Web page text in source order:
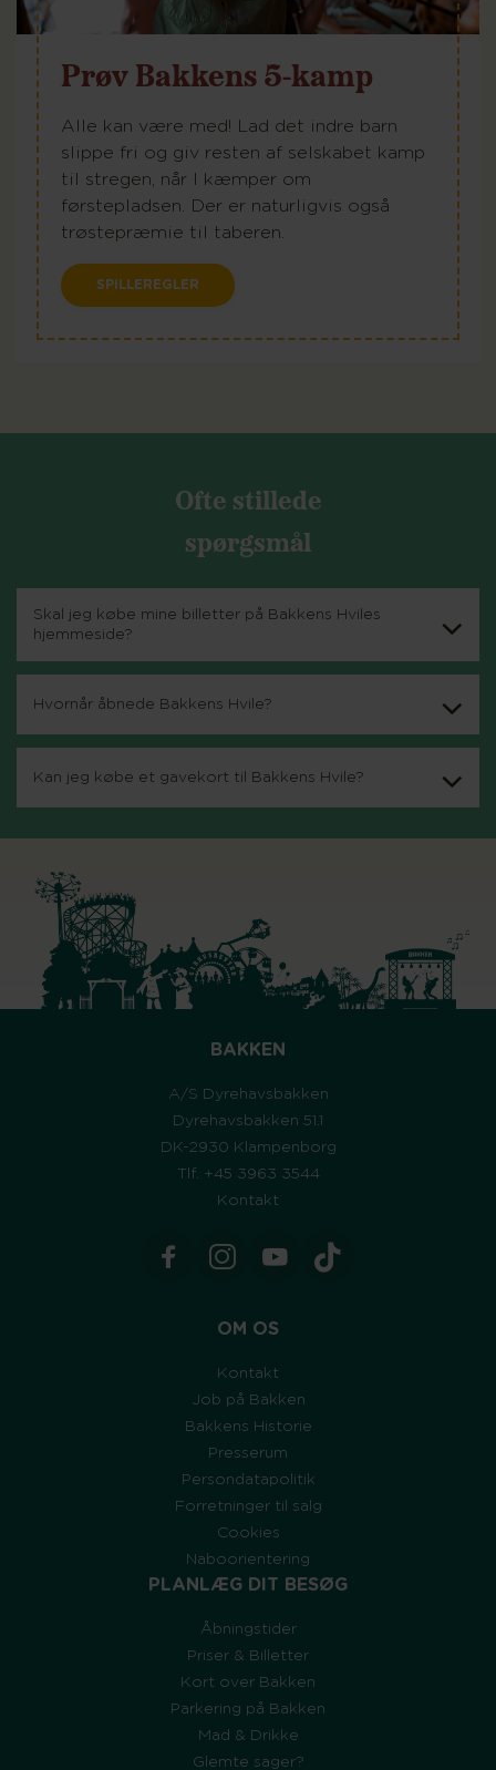
Prøv Bakkens 5-kamp
Alle kan være med! Lad det indre barn
slippe fri og giv resten af selskabet kamp
til stregen, når I kæmper om
førstepladsen. Der er naturligvis også
trøstepræmie til taberen.
SPILLEREGLER
Ofte stillede
spørgsmål
Skal jeg købe mine billetter på Bakkens Hviles
hjemmeside?
Hvornår åbnede Bakkens Hvile?
Kan jeg købe et gavekort til Bakkens Hvile?
BAKKEN
A/S Dyrehavsbakken
Dyrehavsbakken 51.1
DK-2930 Klampenborg
Tlf. +45 3963 3544
Kontakt
OM OS
Kontakt
Job på Bakken
Bakkens Historie
Presserum
Persondatapolitik
Forretninger til salg
Cookies
Naboorientering
PLANLÆG DIT BESØG
Åbningstider
Priser & Billetter
Kort over Bakken
Parkering på Bakken
Mad & Drikke
Glemte sager?